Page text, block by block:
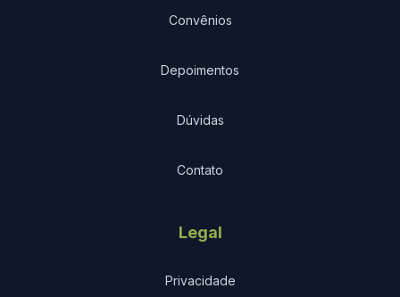
Convênios
Depoimentos
Dúvidas
Contato
Legal
Privacidade